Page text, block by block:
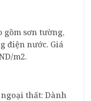
gồm sơn tường,
điện nước. Giá
m2.
thất: Dành